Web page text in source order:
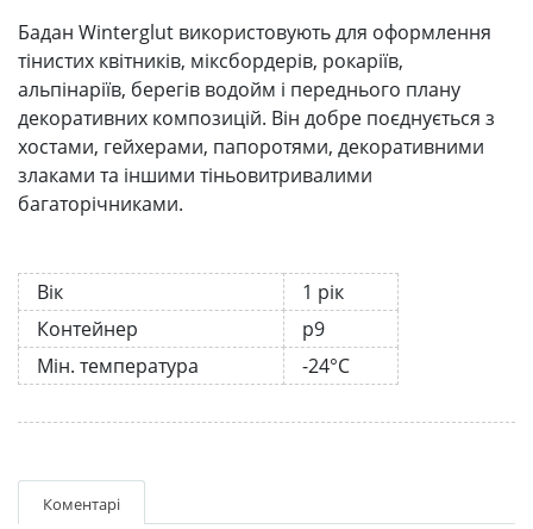
Бадан Winterglut використовують для оформлення
тінистих квітників, міксбордерів, рокаріїв,
альпінаріїв, берегів водойм і переднього плану
декоративних композицій. Він добре поєднується з
хостами, гейхерами, папоротями, декоративними
злаками та іншими тіньовитривалими
багаторічниками.
Вік
1 рік
Контейнер
р9
Мін. температура
-24°C
Коментарі